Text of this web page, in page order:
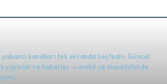
kanalları tek ekranda keşfedin. Güncel
yayınlar ve haberler — mobil ve masaüstünde